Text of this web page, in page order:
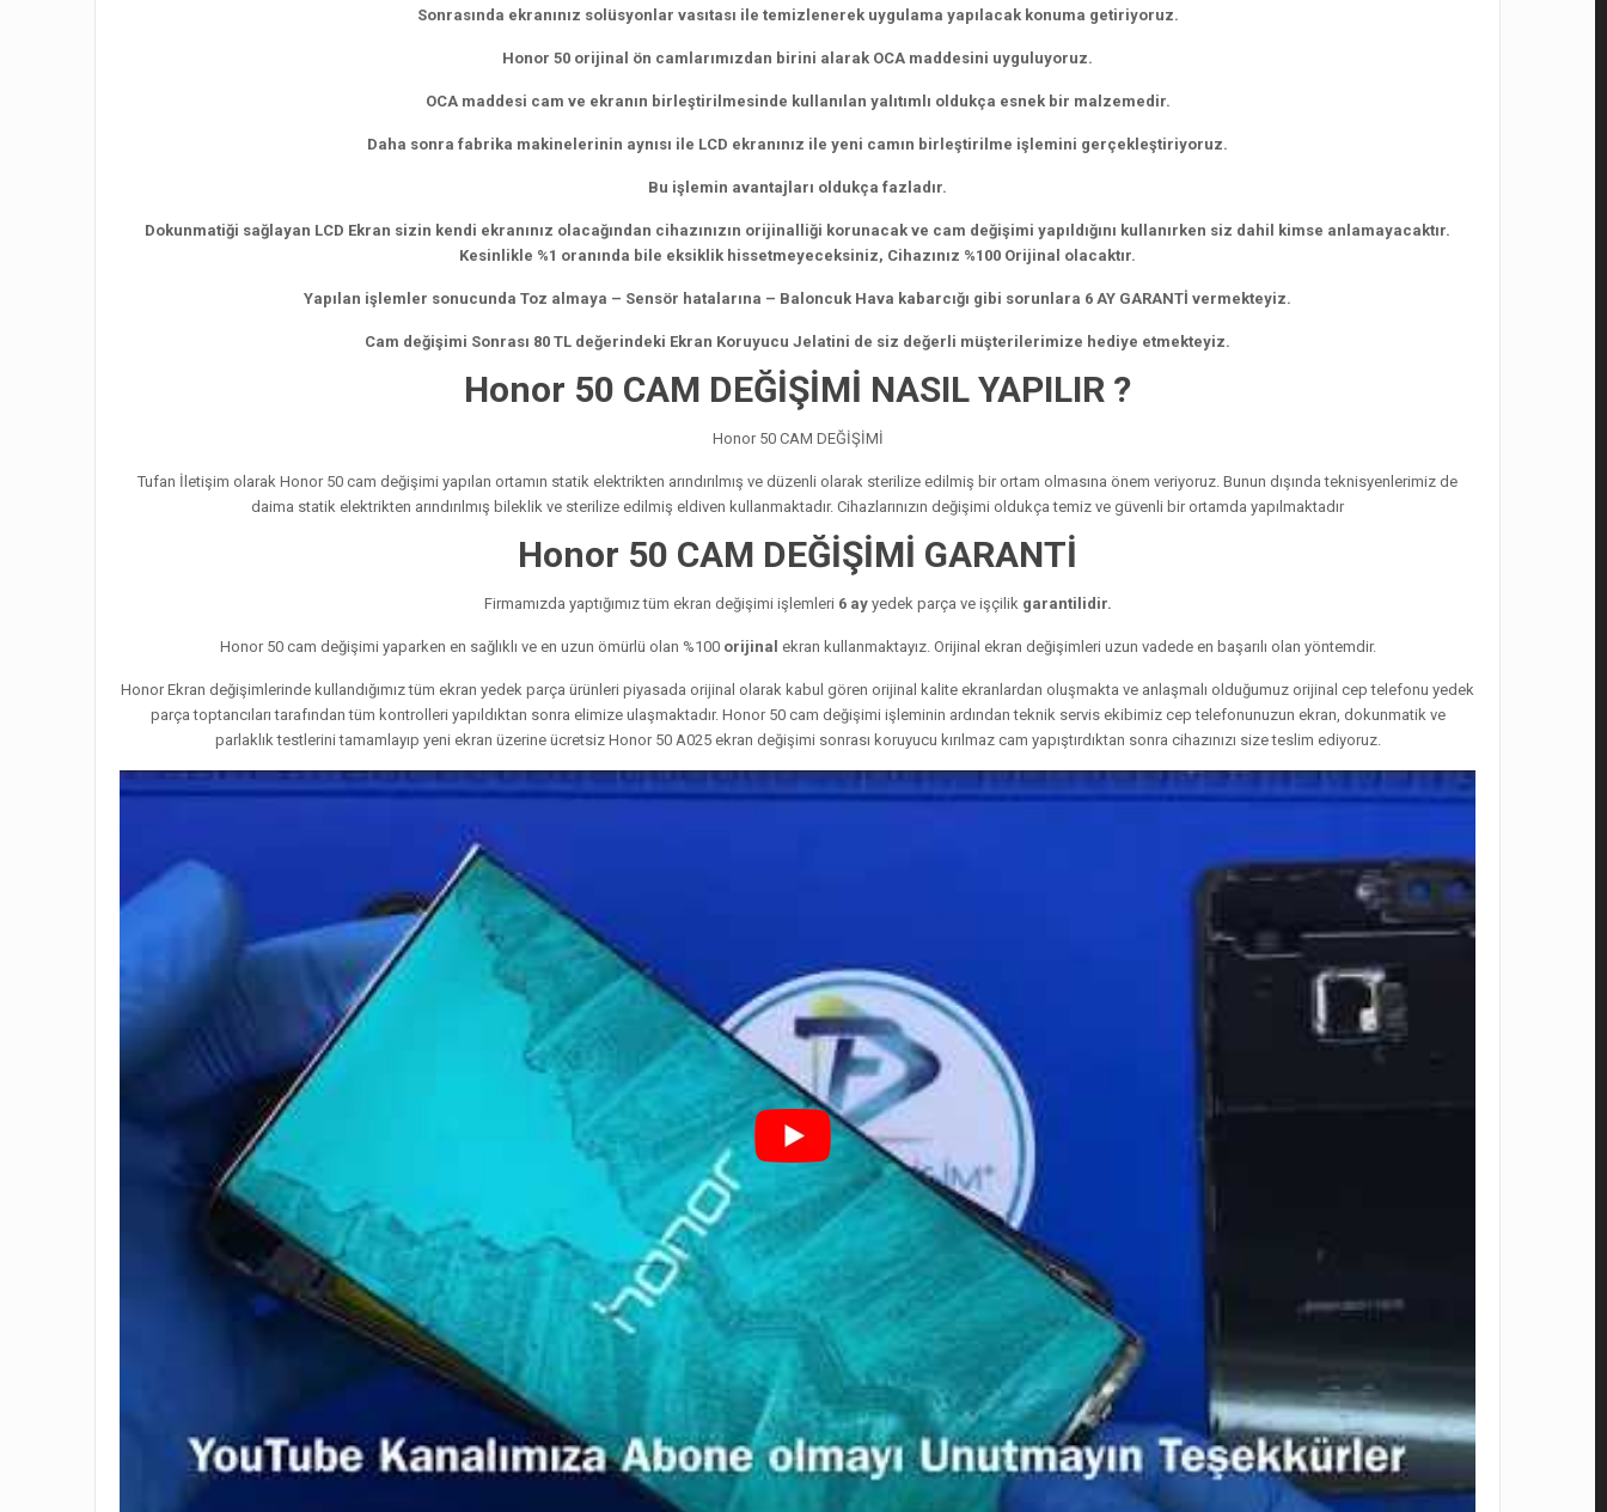
Sonrasında ekranınız solüsyonlar vasıtası ile temizlenerek uygulama yapılacak konuma getiriyoruz.
Honor 50 orijinal ön camlarımızdan birini alarak OCA maddesini uyguluyoruz.
OCA maddesi cam ve ekranın birleştirilmesinde kullanılan yalıtımlı oldukça esnek bir malzemedir.
Daha sonra fabrika makinelerinin aynısı ile LCD ekranınız ile yeni camın birleştirilme işlemini gerçekleştiriyoruz.
Bu işlemin avantajları oldukça fazladır.
Dokunmatiği sağlayan LCD Ekran sizin kendi ekranınız olacağından cihazınızın orijinalliği korunacak ve cam değişimi yapıldığını kullanırken siz dahil kimse anlamayacaktır.
Kesinlikle %1 oranında bile eksiklik hissetmeyeceksiniz, Cihazınız %100 Orijinal olacaktır.
Yapılan işlemler sonucunda Toz almaya – Sensör hatalarına – Baloncuk Hava kabarcığı gibi sorunlara 6 AY GARANTİ vermekteyiz.
Cam değişimi Sonrası 80 TL değerindeki Ekran Koruyucu Jelatini de siz değerli müşterilerimize hediye etmekteyiz.
Honor 50 CAM DEĞİŞİMİ NASIL YAPILIR ?
Honor 50 CAM DEĞİŞİMİ
Tufan İletişim olarak Honor 50 cam değişimi yapılan ortamın statik elektrikten arındırılmış ve düzenli olarak sterilize edilmiş bir ortam olmasına önem veriyoruz. Bunun dışında teknisyenlerimiz de
daima statik elektrikten arındırılmış bileklik ve sterilize edilmiş eldiven kullanmaktadır. Cihazlarınızın değişimi oldukça temiz ve güvenli bir ortamda yapılmaktadır
Honor 50 CAM DEĞİŞİMİ GARANTİ
Firmamızda yaptığımız tüm ekran değişimi işlemleri 6 ayyedek parça ve işçilik garantilidir.
Honor 50 cam değişimi yaparken en sağlıklı ve en uzun ömürlü olan %100 orijinal ekran kullanmaktayız. Orijinal ekran değişimleri uzun vadede en başarılı olan yöntemdir.
Honor Ekran değişimlerinde kullandığımız tüm ekran yedek parça ürünleri piyasada orijinal olarak kabul gören orijinal kalite ekranlardan oluşmakta ve anlaşmalı olduğumuz orijinal cep telefonu yedek
parça toptancıları tarafından tüm kontrolleri yapıldıktan sonra elimize ulaşmaktadır. Honor 50 cam değişimi işleminin ardından teknik servis ekibimiz cep telefonunuzun ekran, dokunmatik ve
parlaklık testlerini tamamlayıp yeni ekran üzerine ücretsiz Honor 50 A025 ekran değişimi sonrası koruyucu kırılmaz cam yapıştırdıktan sonra cihazınızı size teslim ediyoruz.